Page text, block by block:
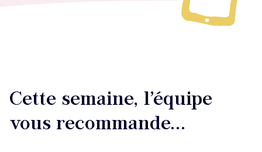
Cette semaine, l’équipe
vous recommande...